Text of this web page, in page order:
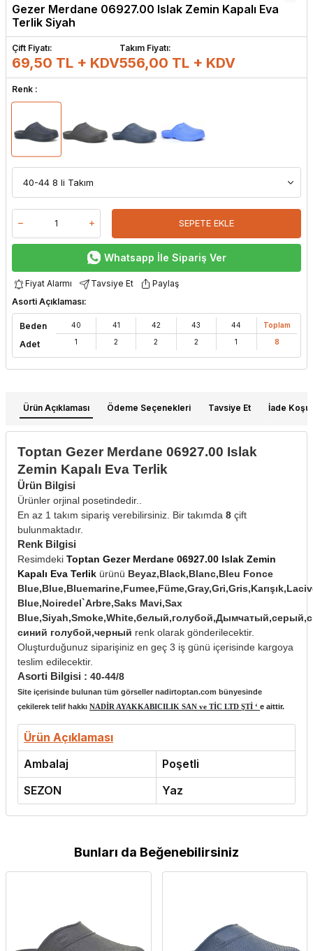
Gezer Merdane 06927.00 Islak Zemin Kapalı Eva
Terlik Siyah
Çift Fiyatı:
69,50 TL + KDV
Takım Fiyatı:
556,00 TL + KDV
Renk :
SEPETE EKLE
Whatsapp İle Sipariş Ver
Fiyat Alarmı Tavsiye Et
Paylaş
Asorti Açıklaması:
Beden
Adet
40
1
41
2
42
2
43
2
44
1
Toplam
8
Ürün Açıklaması Ödeme Seçenekleri Tavsiye Et İade
Toptan Gezer Merdane 06927.00 Islak
Zemin Kapalı Eva Terlik
Ürün Bilgisi
Ürünler orjinal posetindedir..
En az 1 takım sipariş verebilirsiniz. Bir takımda 8 çift
bulunmaktadır.
Renk Bilgisi
Resimdeki Toptan Gezer Merdane 06927.00 Islak Zemin
Kapalı Eva Terlik ürünü Beyaz,Black,Blanc,Bleu Fonce
Blue,Noiredel`Arbre,Saks Mavi,Sax
синий голубой,черный renk olarak gönderilecektir.
Oluşturduğunuz siparişiniz en geç 3 iş günü içerisinde kargoya
teslim edilecektir.
Asorti Bilgisi : 40-44/8
Site içerisinde bulunan tüm görseller nadirtoptan.com bünyesinde
çekilerek telif hakkı NADİR AYAKKABICILIK SAN ve TİC LTD ŞTİ ‘ e aittir.
Ürün Açıklaması
Ambalaj
Poşetli
SEZON
Yaz
Bunları da Beğenebilirsiniz